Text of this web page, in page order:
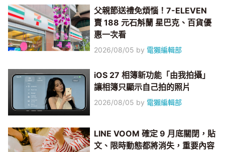
父親節送禮免煩惱！7-ELEVEN
賣 188 元石斛蘭 星巴克、百貨優
惠一次看
2026/08/05 by 電獺編輯部
iOS 27 相簿新功能「由我拍攝」
讓相簿只顯示自己拍的照片
2026/08/05 by 電獺編輯部
LINE VOOM 確定 9 月底關閉，貼
文、限時動態都將消失，重要內容